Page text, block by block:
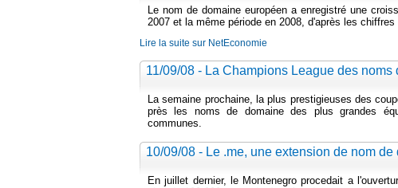
Le nom de domaine européen a enregistré une
2007 et la même période en 2008, d'après les
Lire la suite sur NetEconomie
11/09/08 - La Champions League des noms
La semaine prochaine, la plus prestigieuses des
près les noms de domaine des plus grandes
communes.
10/09/08 - Le .me, une extension de nom
En juillet dernier, le Montenegro procedait a